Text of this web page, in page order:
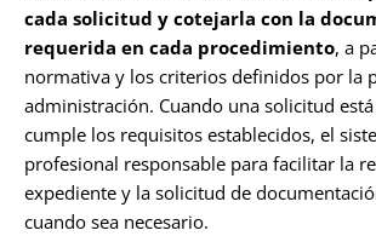
cada solicitud y cotejarla con la
requerida en cada procedimiento, a
normativa y los criterios definidos por la
administración. Cuando una solicitud
cumple los requisitos establecidos, el
profesional responsable para facilitar la
expediente y la solicitud de
cuando sea necesario.